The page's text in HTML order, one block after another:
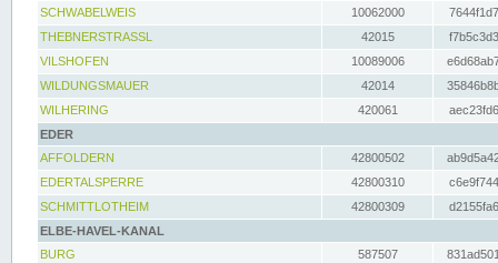
SCHWABELWEIS
10062000
THEBNERSTRASSL
42015
VILSHOFEN
10089006
WILDUNGSMAUER
42014
WILHERING
420061
EDER
AFFOLDERN
42800502
EDERTALSPERRE
42800310
SCHMITTLOTHEIM
42800309
ELBE-HAVEL-KANAL
BURG
587507